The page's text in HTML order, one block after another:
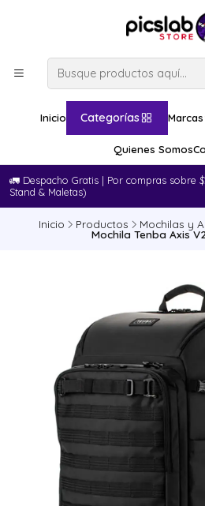
Inicio Categorías Marcas
Quienes Somos
🚛​ Despacho Gratis | Por compras sobre
Stand & Maletas)
Inicio Productos Mochilas y
Mochila Tenba Axis